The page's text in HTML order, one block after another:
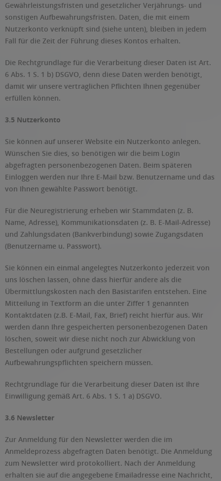
Gewährleistungsfristen und gesetzlicher Verjährungs- und
sonstigen Aufbewahrungsfristen. Daten, die mit einem
Nutzerkonto verknüpft sind (siehe unten), bleiben in jedem
Fall für die Zeit der Führung dieses Kontos erhalten.
Die Rechtgrundlage für die Verarbeitung dieser Daten ist Art.
6 Abs. 1 S. 1 b) DSGVO, denn diese Daten werden benötigt,
damit wir unsere vertraglichen Pflichten Ihnen gegenüber
erfüllen können.
3.5 Nutzerkonto
Sie können auf unserer Website ein Nutzerkonto anlegen.
Wünschen Sie dies, so benötigen wir die beim Login
abgefragten personenbezogenen Daten. Beim späteren
Einloggen werden nur Ihre E-Mail bzw. Benutzername und das
von Ihnen gewählte Passwort benötigt.
Für die Neuregistrierung erheben wir Stammdaten (z. B.
Name, Adresse), Kommunikationsdaten (z. B. E-Mail-Adresse)
und Zahlungsdaten (Bankverbindung) sowie Zugangsdaten
(Benutzername u. Passwort).
Sie können ein einmal angelegtes Nutzerkonto jederzeit von
uns löschen lassen, ohne dass hierfür andere als die
Übermittlungskosten nach den Basistarifen entstehen. Eine
Mitteilung in Textform an die unter Ziffer 1 genannten
Kontaktdaten (z.B. E-Mail, Fax, Brief) reicht hierfür aus. Wir
werden dann Ihre gespeicherten personenbezogenen Daten
löschen, soweit wir diese nicht noch zur Abwicklung von
Bestellungen oder aufgrund gesetzlicher
Aufbewahrungspflichten speichern müssen.
Rechtgrundlage für die Verarbeitung dieser Daten ist Ihre
Einwilligung gemäß Art. 6 Abs. 1 S. 1 a) DSGVO.
3.6 Newsletter
Zur Anmeldung für den Newsletter werden die im
Anmeldeprozess abgefragten Daten benötigt. Die Anmeldung
zum Newsletter wird protokolliert. Nach der Anmeldung
erhalten sie auf die angegebene Emailadresse eine Nachricht,